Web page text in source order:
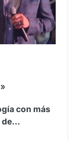
con más
de…